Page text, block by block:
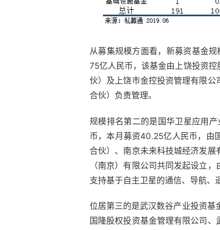
从募集规模方面看，新募资基金
75亿人民币，该基金由上饶投资
伙）及上饶市金控投资管理有限
合伙）负责管理。
规模排名第二的是国华卫星应用
币，本月募资40.25亿人民币，由
合伙）、南京未来科技城经济发
（南京）有限公司共同发起设立
支持基于自主卫星的通信、导航、
位居第三的是武汉数谷产业投资基
国隆股权投资基金管理有限公司